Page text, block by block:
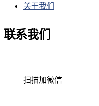
关于我们
联系我们
扫描加微信